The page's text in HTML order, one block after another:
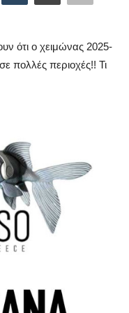
ότι ο χειμώνας 2025-
πολλές περιοχές!! Τι